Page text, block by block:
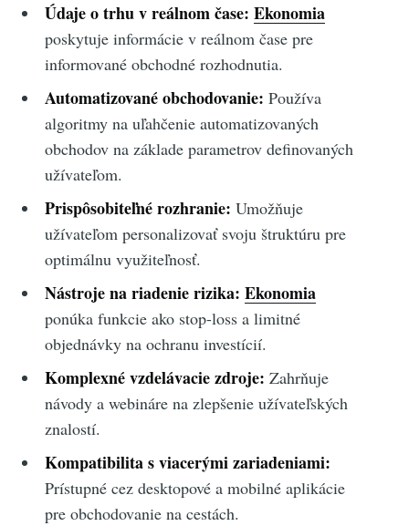
Údaje o trhu v reálnom čase: Ekonomia
poskytuje informácie v reálnom čase pre
informované obchodné rozhodnutia.
Automatizované obchodovanie: Používa
algoritmy na uľahčenie automatizovaných
obchodov na základe parametrov definovaných
užívateľom.
Prispôsobiteľné rozhranie: Umožňuje
užívateľom personalizovať svoju štruktúru pre
optimálnu využiteľnosť.
Nástroje na riadenie rizika: Ekonomia
ponúka funkcie ako stop-loss a limitné
objednávky na ochranu investícií.
Komplexné vzdelávacie zdroje: Zahrňuje
návody a webináre na zlepšenie užívateľských
znalostí.
Kompatibilita s viacerými zariadeniami:
Prístupné cez desktopové a mobilné aplikácie
pre obchodovanie na cestách.